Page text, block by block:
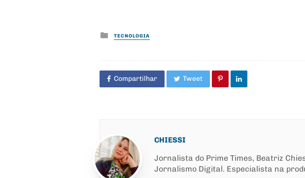
Posted
in
TECNOLOGIA
Compartilhar Tweet
CHIESSI
Jornalista do Prime Times, Beatriz
Jornalismo Digital. Especialista na